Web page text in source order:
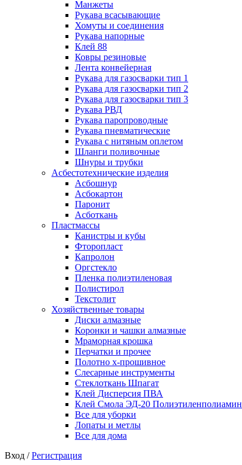
Манжеты
Рукава всасывающие
Хомуты и соединения
Рукава напорные
Клей 88
Ковры резиновые
Лента конвейерная
Рукава для газосварки тип 1
Рукава для газосварки тип 2
Рукава для газосварки тип 3
Рукава РВД
Рукава паропроводные
Рукава пневматические
Рукава с нитяным оплетом
Шланги поливочные
Шнуры и трубки
Асбестотехнические изделия
Асбошнур
Асбокартон
Паронит
Асботкань
Пластмассы
Канистры и кубы
Фторопласт
Капролон
Оргстекло
Пленка полиэтиленовая
Полистирол
Текстолит
Хозяйственные товары
Диски алмазные
Коронки и чашки алмазные
Мраморная крошка
Перчатки и прочее
Полотно х-прошивное
Слесарные инструменты
Стеклоткань Шпагат
Клей Дисперсия ПВА
Клей Смола ЭД-20 Полиэтиленполиамин
Все для уборки
Лопаты и метлы
Все для дома
Вход /Регистрация